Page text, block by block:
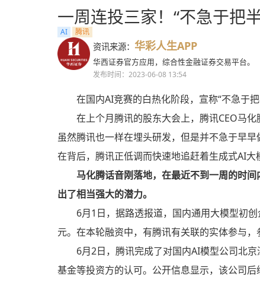
一周连投三家！“不急于把
AI 腾讯
资讯来源： 华彩人生APP
华西证券官方应用，综合性金融证券交易平台。
发布时间：2023-06-08 13:54
在国内AI竞赛的白热化阶段，宣称“不急于
在上个月腾讯的股东大会上，腾讯CEO马化
虽然腾讯也一样在埋头研发，但是并不急于早
在背后，腾讯正低调而快速地追赶着生成式AI大
马化腾话音刚落地，在最近不到一周的时
出了相当强大的潜力。
6月1日，据路透报道，国内通用大模型初
元。在本轮融资中，有腾讯有关联的实体参与，
6月2日，腾讯完成了对国内AI模型公司北
基金等投资方的认可。公开信息显示，该公司